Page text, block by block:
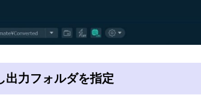
出力フォルダを指定